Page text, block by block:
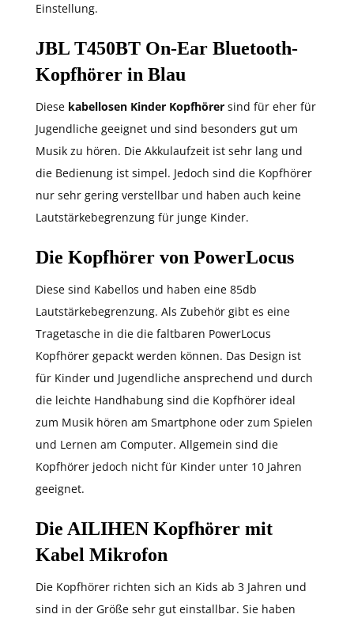
Einstellung.
JBL T450BT On-Ear Bluetooth-
Kopfhörer in Blau
Diese kabellosen Kinder Kopfhörer sind für eher für
Jugendliche geeignet und sind besonders gut um
Musik zu hören. Die Akkulaufzeit ist sehr lang und
die Bedienung ist simpel. Jedoch sind die Kopfhörer
nur sehr gering verstellbar und haben auch keine
Lautstärkebegrenzung für junge Kinder.
Die Kopfhörer von PowerLocus
Diese sind Kabellos und haben eine 85db
Lautstärkebegrenzung. Als Zubehör gibt es eine
Tragetasche in die die faltbaren PowerLocus
Kopfhörer gepackt werden können. Das Design ist
für Kinder und Jugendliche ansprechend und durch
die leichte Handhabung sind die Kopfhörer ideal
zum Musik hören am Smartphone oder zum Spielen
und Lernen am Computer. Allgemein sind die
Kopfhörer jedoch nicht für Kinder unter 10 Jahren
geeignet.
Die AILIHEN Kopfhörer mit
Kabel Mikrofon
Die Kopfhörer richten sich an Kids ab 3 Jahren und
sind in der Größe sehr gut einstallbar. Sie haben